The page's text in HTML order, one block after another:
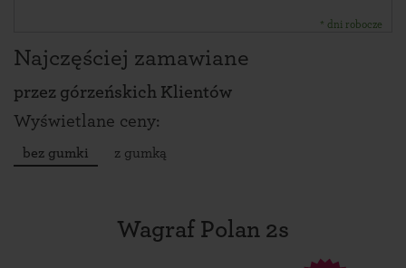
* dni robocze
Najczęściej zamawiane
przez górzeńskich Klientów
Wyświetlane ceny:
bez gumki z gumką
Wagraf Polan 2s